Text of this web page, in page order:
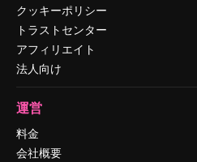
クッキーポリシー
トラストセンター
アフィリエイト
法人向け
運営
料金
会社概要